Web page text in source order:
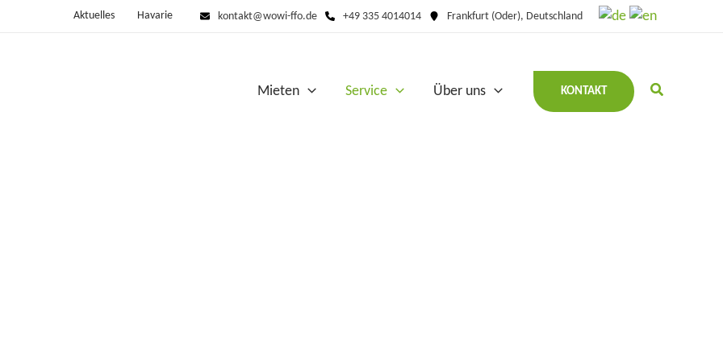
Aktuelles Havarie kontakt@wowi-ffo.de +49 335 4014014 Frankfurt (Oder), Deutschland
Mieten Service Über uns KONTAKT